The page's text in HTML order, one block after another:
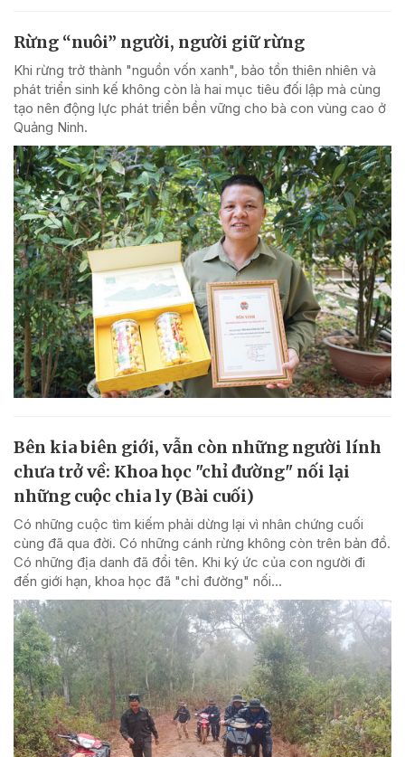
Rừng “nuôi” người, người giữ rừng
Khi rừng trở thành "nguồn vốn xanh", bảo tồn thiên nhiên và
phát triển sinh kế không còn là hai mục tiêu đối lập mà cùng
tạo nên động lực phát triển bền vững cho bà con vùng cao ở
Quảng Ninh.
Bên kia biên giới, vẫn còn những người lính
chưa trở về: Khoa học "chỉ đường" nối lại
những cuộc chia ly (Bài cuối)
Có những cuộc tìm kiếm phải dừng lại vì nhân chứng cuối
cùng đã qua đời. Có những cánh rừng không còn trên bản đồ.
Có những địa danh đã đổi tên. Khi ký ức của con người đi
đến giới hạn, khoa học đã "chỉ đường" nối...